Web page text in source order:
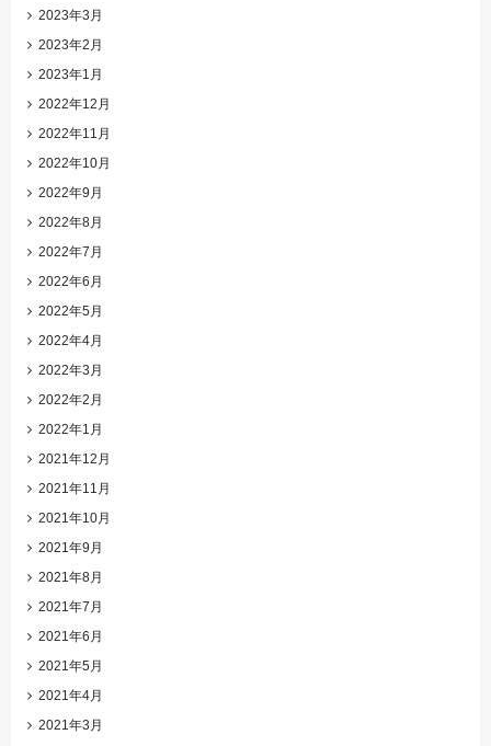
2023年3月
2023年2月
2023年1月
2022年12月
2022年11月
2022年10月
2022年9月
2022年8月
2022年7月
2022年6月
2022年5月
2022年4月
2022年3月
2022年2月
2022年1月
2021年12月
2021年11月
2021年10月
2021年9月
2021年8月
2021年7月
2021年6月
2021年5月
2021年4月
2021年3月